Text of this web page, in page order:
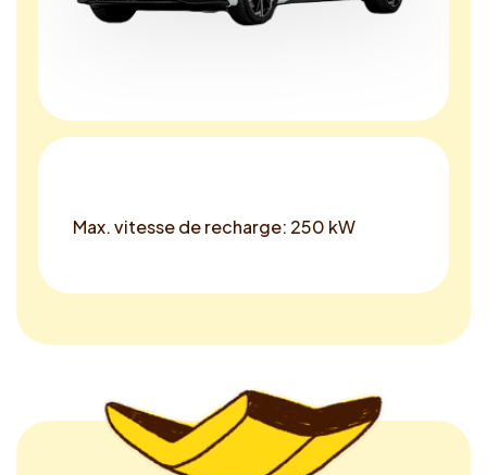
Max. vitesse de recharge: 250 kW